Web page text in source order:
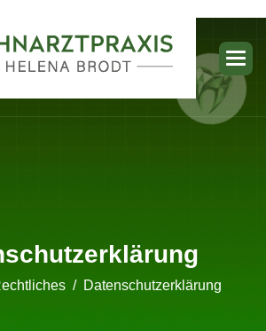
Datenschutzerklärung